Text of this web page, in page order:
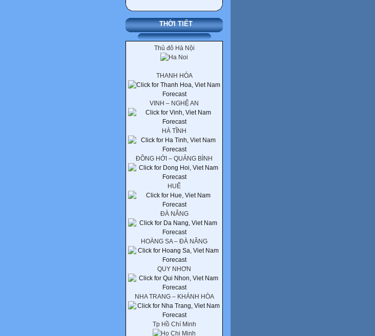
THỜI TIẾT
Thủ đô Hà Nội
THANH HÓA
VINH – NGHỆ AN
HÀ TĨNH
ĐỒNG HỚI – QUẢNG BÌNH
HUẾ
ĐÀ NẴNG
HOÀNG SA – ĐÀ NẴNG
QUY NHƠN
NHA TRANG – KHÁNH HÒA
Tp Hồ Chí Minh